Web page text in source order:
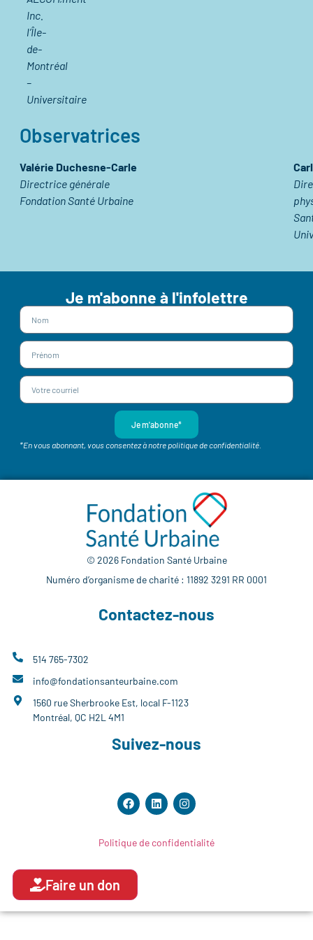
de-
l’Île-
de-
Montréal
–
Universitaire
Inc.
Observatrices
Valérie Duchesne-Carle
Directrice générale
Fondation Santé Urbaine
Je m'abonne à l'infolettre
Je m'abonne*
*En vous abonnant, vous consentez à notre politique de confidentialité.
© 2026 Fondation Santé Urbaine
Numéro d’organisme de charité : 11892 3291 RR 0001
Contactez-nous
514 765-7302
info@fondationsanteurbaine.com
1560 rue Sherbrooke Est, local F-1123
Montréal, QC H2L 4M1
Suivez-nous
Politique de confidentialité
Faire un don